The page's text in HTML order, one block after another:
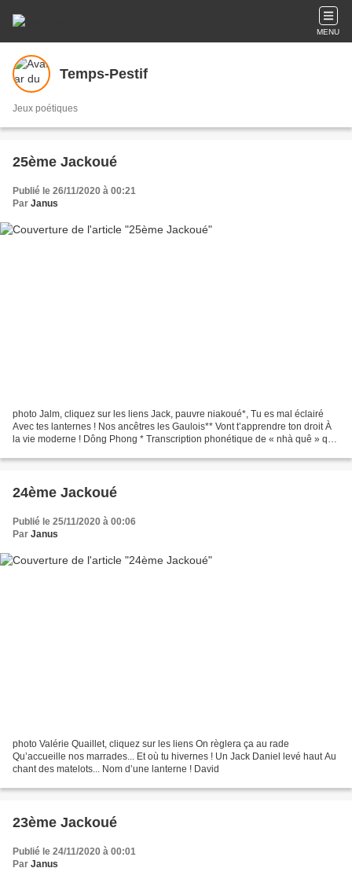
MENU
Temps-Pestif
Jeux poétiques
25ème Jackoué
Publié le 26/11/2020 à 00:21
Par Janus
photo Jalm, cliquez sur les liens Jack, pauvre niakoué*, Tu es mal éclairé
Avec tes lanternes ! Nos ancêtres les Gaulois** Vont t’apprendre ton droit À
la vie moderne ! Dông Phong * Transcription phonétique de « nhà quê » qui
24ème Jackoué
Publié le 25/11/2020 à 00:06
Par Janus
photo Valérie Quaillet, cliquez sur les liens On règlera ça au rade
Qu’accueille nos marrades... Et où tu hivernes ! Un Jack Daniel levé haut Au
chant des matelots... Nom d’une lanterne ! David
23ème Jackoué
Publié le 24/11/2020 à 00:01
Par Janus